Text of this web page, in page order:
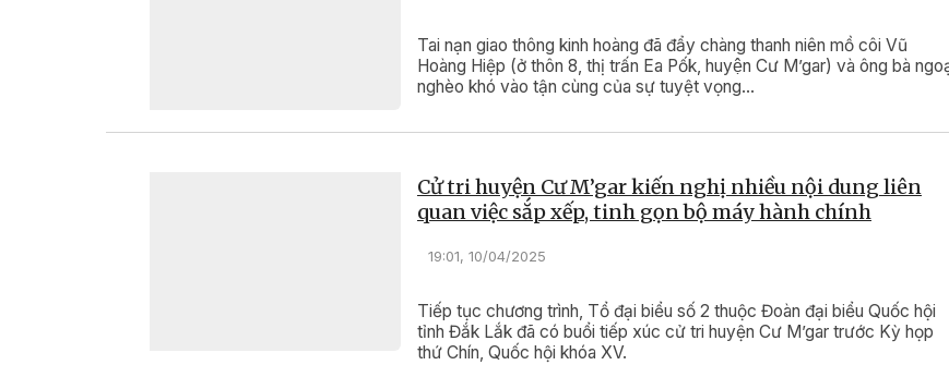
Tai nạn giao thông kinh hoàng đã đẩy chàng thanh niên mồ côi Vũ
Hoàng Hiệp (ở thôn 8, thị trấn Ea Pốk, huyện Cư M’gar) và ông bà
nghèo khó vào tận cùng của sự tuyệt vọng…
Cử tri huyện Cư M’gar kiến nghị nhiều nội dung liên
quan việc sắp xếp, tinh gọn bộ máy hành chính
19:01, 10/04/2025
Tiếp tục chương trình, Tổ đại biểu số 2 thuộc Đoàn đại biểu Quốc hội
tỉnh Đắk Lắk đã có buổi tiếp xúc cử tri huyện Cư M’gar trước Kỳ họp
thứ Chín, Quốc hội khóa XV.